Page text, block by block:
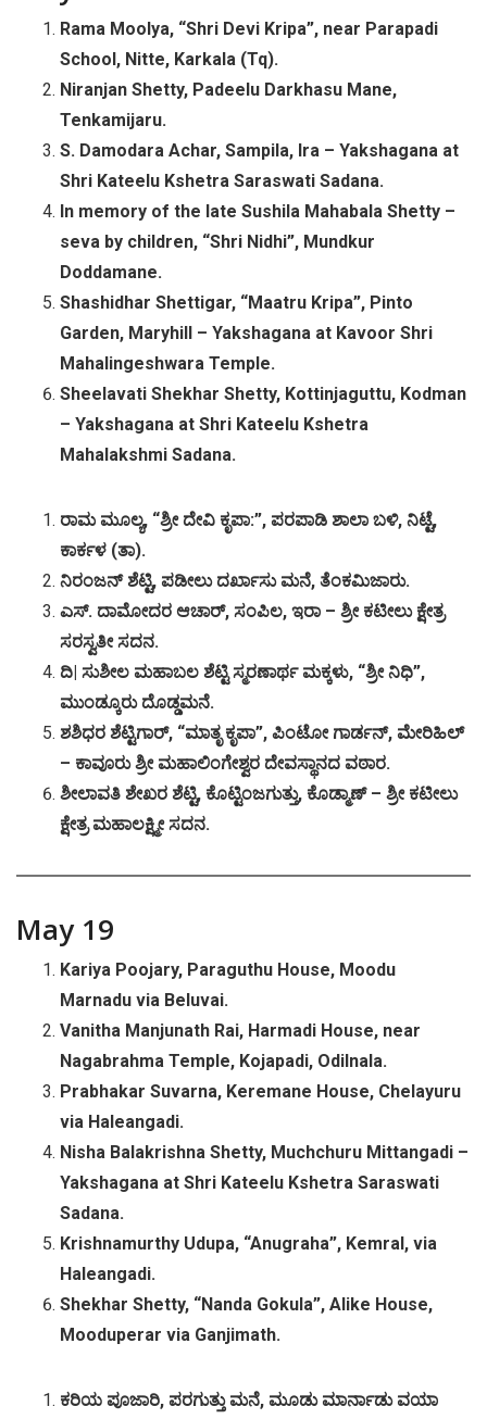
Rama Moolya, “Shri Devi Kripa”, near Parapadi
School, Nitte, Karkala (Tq).
Niranjan Shetty, Padeelu Darkhasu Mane,
Tenkamijaru.
S. Damodara Achar, Sampila, Ira – Yakshagana at
Shri Kateelu Kshetra Saraswati Sadana.
In memory of the late Sushila Mahabala Shetty –
seva by children, “Shri Nidhi”, Mundkur
Doddamane.
Shashidhar Shettigar, “Maatru Kripa”, Pinto
Garden, Maryhill – Yakshagana at Kavoor Shri
Mahalingeshwara Temple.
Sheelavati Shekhar Shetty, Kottinjaguttu, Kodman
– Yakshagana at Shri Kateelu Kshetra
Mahalakshmi Sadana.
ರಾಮ ಮೂಲ್ಯ, “ಶ್ರೀ ದೇವಿ ಕೃಪಾ:”, ಪರಪಾಡಿ ಶಾಲಾ ಬಳಿ, ನಿಟ್ಟೆ,
ಕಾರ್ಕಳ (ತಾ).
ನಿರಂಜನ್ ಶೆಟ್ಟಿ, ಪಡೀಲು ದರ್ಖಾಸು ಮನೆ, ತೆಂಕಮಿಜಾರು.
ಎಸ್. ದಾಮೋದರ ಆಚಾರ್, ಸಂಪಿಲ, ಇರಾ – ಶ್ರೀ ಕಟೀಲು ಕ್ಷೇತ್ರ
ಸರಸ್ವತೀ ಸದನ.
ದಿ| ಸುಶೀಲ ಮಹಾಬಲ ಶೆಟ್ಟಿ ಸ್ಮರಣಾರ್ಥ ಮಕ್ಕಳು, “ಶ್ರೀ ನಿಧಿ”,
ಮುಂಡ್ಕೂರು ದೊಡ್ಡಮನೆ.
ಶಶಿಧರ ಶೆಟ್ಟಿಗಾರ್, “ಮಾತೃ ಕೃಪಾ”, ಪಿಂಟೋ ಗಾರ್ಡನ್, ಮೇರಿಹಿಲ್
– ಕಾವೂರು ಶ್ರೀ ಮಹಾಲಿಂಗೇಶ್ವರ ದೇವಸ್ಥಾನದ ವಠಾರ.
ಶೀಲಾವತಿ ಶೇಖರ ಶೆಟ್ಟಿ, ಕೊಟ್ಟಿಂಜಗುತ್ತು, ಕೊಡ್ಮಾಣ್– ಶ್ರೀ ಕಟೀಲು
ಕ್ಷೇತ್ರ ಮಹಾಲಕ್ಷ್ಮೀ ಸದನ.
May 19
Kariya Poojary, Paraguthu House, Moodu
Marnadu via Beluvai.
Vanitha Manjunath Rai, Harmadi House, near
Nagabrahma Temple, Kojapadi, Odilnala.
Prabhakar Suvarna, Keremane House, Chelayuru
via Haleangadi.
Nisha Balakrishna Shetty, Muchchuru Mittangadi –
Yakshagana at Shri Kateelu Kshetra Saraswati
Sadana.
Krishnamurthy Udupa, “Anugraha”, Kemral, via
Haleangadi.
Shekhar Shetty, “Nanda Gokula”, Alike House,
Mooduperar via Ganjimath.
ಕರಿಯ ಪೂಜಾರಿ, ಪರಗುತ್ತು ಮನೆ, ಮೂಡು ಮಾರ್ನಾಡು ವಯಾ